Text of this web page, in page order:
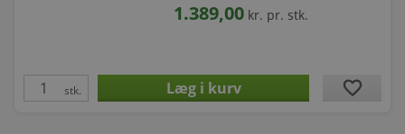
1.389,00 kr. pr. stk.
stk. favorite